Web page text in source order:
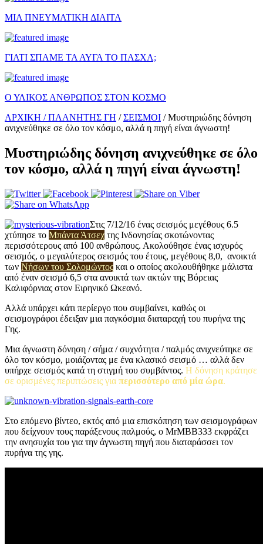
ΜΙΑ ΠΝΕΥΜΑΤΙΚΗ ΔΙΑΙΤΑ
ΓΙΑΤΙ ΣΠΑΜΕ ΤΑ ΑΥΓΑ ΤΟ ΠΑΣΧΑ;
Ο ΥΛΙΚΟΣ ΑΝΘΡΩΠΟΣ ΣΤΟΝ ΚΟΣΜΟ
ΑΡΧΙΚΗ /ΠΛΑΝΗΤΗΣ ΓΗ /ΣΕΙΣΜΟΙ /Μυστηριώδης δόνηση
ανιχνεύθηκε σε όλο τον κόσμο, αλλά η πηγή είναι άγνωστη!
Μυστηριώδης δόνηση ανιχνεύθηκε σε όλο
τον κόσμο, αλλά η πηγή είναι άγνωστη!
Στις 7/12/16 ένας σεισμός μεγέθους 6.5
χτύπησε το Μπάντα Άτσεχ της Ινδονησίας σκοτώνοντας
περισσότερους από 100 ανθρώπους. Ακολούθησε ένας ισχυρός
σεισμός, ο μεγαλύτερος σεισμός του έτους, μεγέθους 8,0, ανοικτά
των Νήσων του Σολομώντος και ο οποίος ακολουθήθηκε μάλιστα
από έναν σεισμό 6,5 στα ανοικτά των ακτών της Βόρειας
Καλιφόρνιας στον Ειρηνικό Ωκεανό.
Αλλά υπάρχει κάτι περίεργο που συμβαίνει, καθώς οι
σεισμογράφοι έδειξαν μια παγκόσμια διαταραχή του πυρήνα της
Γης.
Μια άγνωστη δόνηση / σήμα / συχνότητα / παλμός ανιχνεύτηκε σε
όλο τον κόσμο, μοιάζοντας με ένα κλασικό σεισμό … αλλά δεν
υπήρχε σεισμός κατά τη στιγμή του συμβάντος. Η δόνηση κράτησε
σε ορισμένες περιπτώσεις για περισσότερο από μία ώρα.
Στο επόμενο βίντεο, εκτός από μια επισκόπηση των σεισμογράφων
που δείχνουν τους παράξενους παλμούς, ο MrMBB333 εκφράζει
την ανησυχία του για την άγνωστη πηγή που διαταράσσει τον
πυρήνα της γης.